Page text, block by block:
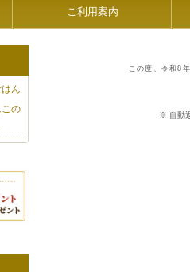
ご利用案内
この度、令和8
※ 自動
ん
この